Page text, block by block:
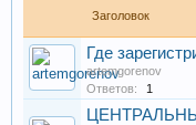
Заголовок
Где
artemgorenov
Ответов:
1